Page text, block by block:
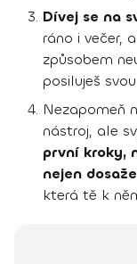
Dívej se na
ráno i večer,
způsobem
posiluješ
Nezapomeň
nástroj, ale
první kroky,
nejen
která tě k